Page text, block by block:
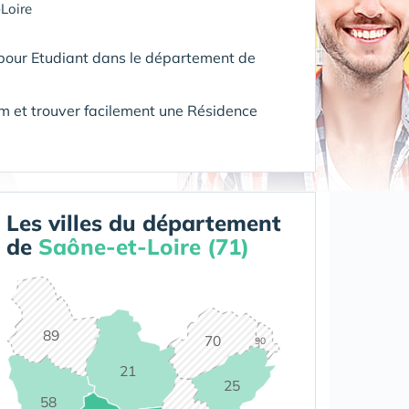
Etudiant dans le département de
et trouver facilement une Résidence
Les villes du département
de Saône-et-Loire (71)
21
25
58
70
89 90